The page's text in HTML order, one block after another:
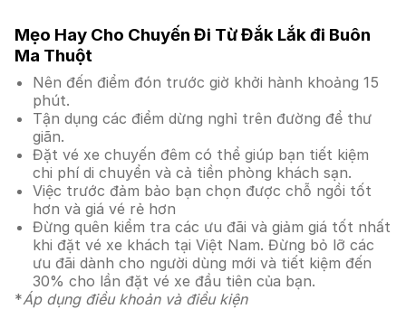
Mẹo Hay Cho Chuyến Đi Từ Đắk Lắk đi Buôn
Ma Thuột
Nên đến điểm đón trước giờ khởi hành khoảng 15
phút.
Tận dụng các điểm dừng nghỉ trên đường để thư
giãn.
Đặt vé xe chuyến đêm có thể giúp bạn tiết kiệm
chi phí di chuyển và cả tiền phòng khách sạn.
Việc trước đảm bảo bạn chọn được chỗ ngồi tốt
hơn và giá vé rẻ hơn
Đừng quên kiểm tra các ưu đãi và giảm giá tốt nhất
khi đặt vé xe khách tại Việt Nam. Đừng bỏ lỡ các
ưu đãi dành cho người dùng mới và tiết kiệm đến
30% cho lần đặt vé xe đầu tiên của bạn.
*Áp dụng điều khoản và điều kiện